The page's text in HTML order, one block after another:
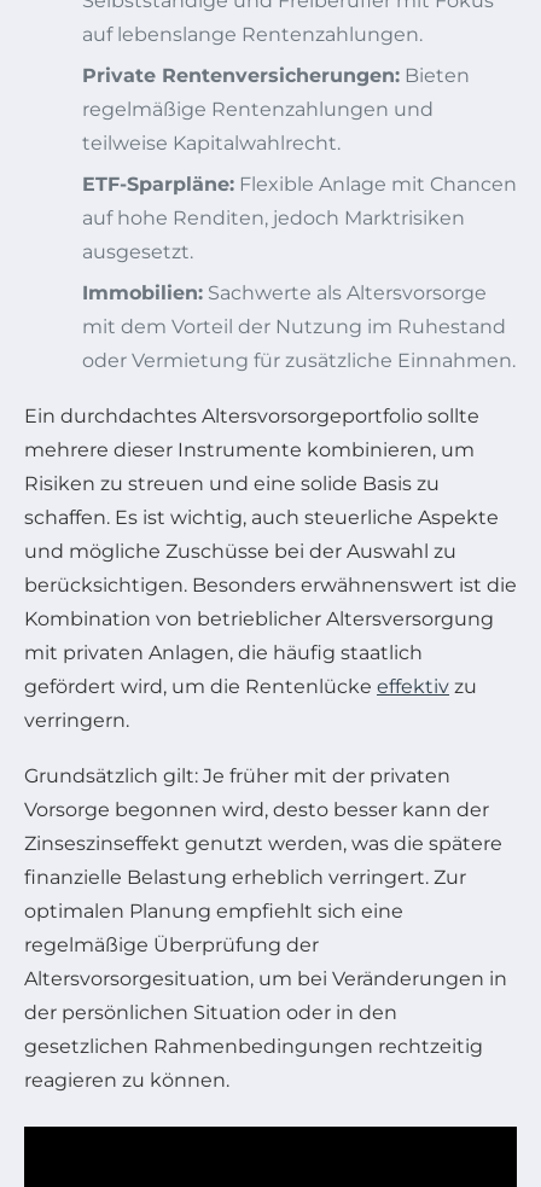
auf lebenslange Rentenzahlungen.
Private Rentenversicherungen: Bieten
regelmäßige Rentenzahlungen und
teilweise Kapitalwahlrecht.
ETF-Sparpläne: Flexible Anlage mit Chancen
auf hohe Renditen, jedoch Marktrisiken
ausgesetzt.
Immobilien: Sachwerte als Altersvorsorge
mit dem Vorteil der Nutzung im Ruhestand
oder Vermietung für zusätzliche Einnahmen.
Ein durchdachtes Altersvorsorgeportfolio sollte
mehrere dieser Instrumente kombinieren, um
Risiken zu streuen und eine solide Basis zu
schaffen. Es ist wichtig, auch steuerliche Aspekte
und mögliche Zuschüsse bei der Auswahl zu
berücksichtigen. Besonders erwähnenswert ist die
Kombination von betrieblicher Altersversorgung
mit privaten Anlagen, die häufig staatlich
gefördert wird, um die Rentenlücke effektiv zu
verringern.
Grundsätzlich gilt: Je früher mit der privaten
Vorsorge begonnen wird, desto besser kann der
Zinseszinseffekt genutzt werden, was die spätere
finanzielle Belastung erheblich verringert. Zur
optimalen Planung empfiehlt sich eine
regelmäßige Überprüfung der
Altersvorsorgesituation, um bei Veränderungen in
der persönlichen Situation oder in den
gesetzlichen Rahmenbedingungen rechtzeitig
reagieren zu können.